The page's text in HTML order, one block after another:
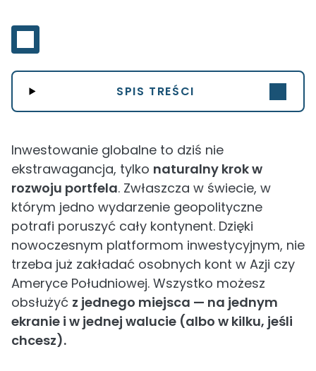
SPIS TREŚCI
Inwestowanie globalne to dziś nie
ekstrawagancja, tylko naturalny krok w
rozwoju portfela. Zwłaszcza w świecie, w
którym jedno wydarzenie geopolityczne
potrafi poruszyć cały kontynent. Dzięki
nowoczesnym platformom inwestycyjnym, nie
trzeba już zakładać osobnych kont w Azji czy
Ameryce Południowej. Wszystko możesz
obsłużyć z jednego miejsca — na jednym
ekranie i w jednej walucie (albo w kilku, jeśli
chcesz).